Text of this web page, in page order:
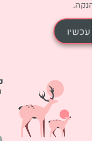
קני עכשיו